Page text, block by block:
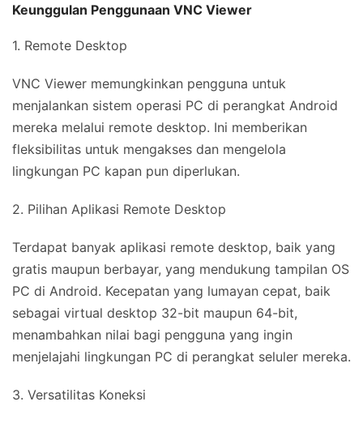
Keunggulan Penggunaan VNC Viewer
1. Remote Desktop
VNC Viewer memungkinkan pengguna untuk
menjalankan sistem operasi PC di perangkat Android
mereka melalui remote desktop. Ini memberikan
fleksibilitas untuk mengakses dan mengelola
lingkungan PC kapan pun diperlukan.
2. Pilihan Aplikasi Remote Desktop
Terdapat banyak aplikasi remote desktop, baik yang
gratis maupun berbayar, yang mendukung tampilan OS
PC di Android. Kecepatan yang lumayan cepat, baik
sebagai virtual desktop 32-bit maupun 64-bit,
menambahkan nilai bagi pengguna yang ingin
menjelajahi lingkungan PC di perangkat seluler mereka.
3. Versatilitas Koneksi